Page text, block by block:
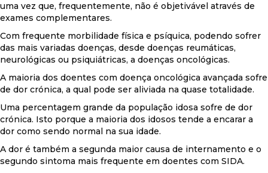
uma vez que, frequentemente, não é objetivável através de
exames complementares.
Com frequente morbilidade física e psíquica, podendo sofrer
das mais variadas doenças, desde doenças reumáticas,
neurológicas ou psiquiátricas, a doenças oncológicas.
A maioria dos doentes com doença oncológica avançada sofre
de dor crónica, a qual pode ser aliviada na quase totalidade.
Uma percentagem grande da população idosa sofre de dor
crónica. Isto porque a maioria dos idosos tende a encarar a
dor como sendo normal na sua idade.
A dor é também a segunda maior causa de internamento e o
segundo sintoma mais frequente em doentes com SIDA.